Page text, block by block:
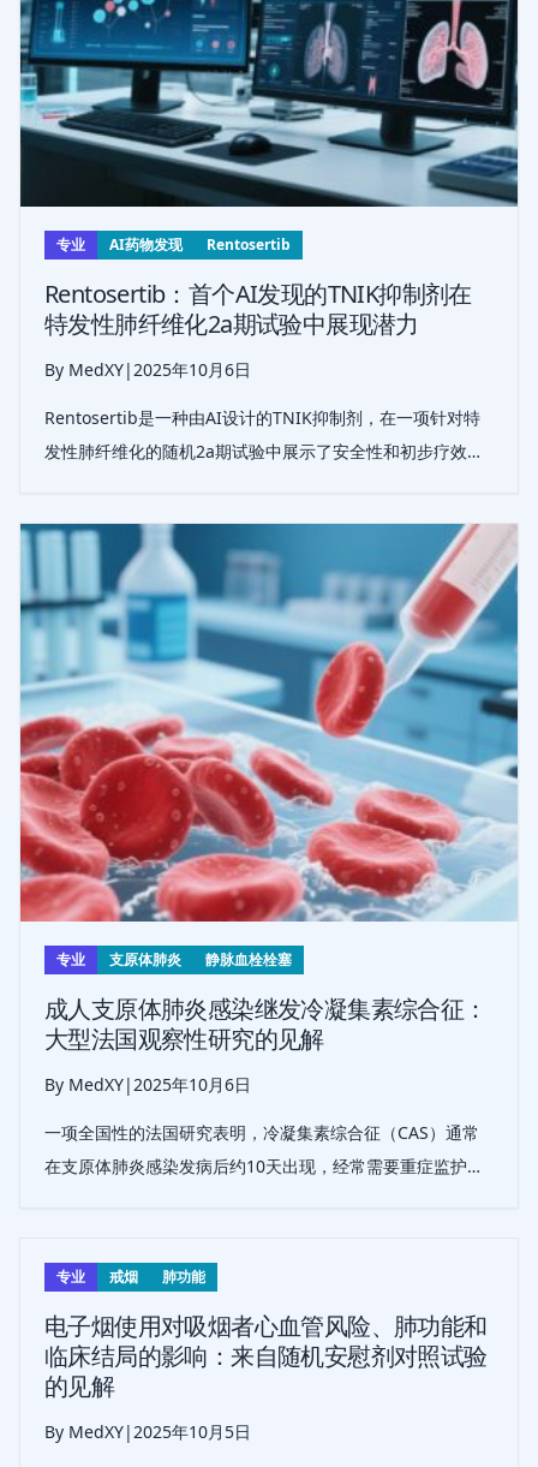
专业 AI药物发现 Rentosertib
Rentosertib：首个AI发现的TNIK抑制剂在
特发性肺纤维化2a期试验中展现潜力
By MedXY|2025年10月6日
Rentosertib是一种由AI设计的TNIK抑制剂，在一项针对特
发性肺纤维化的随机2a期试验中展示了安全性和初步疗效，
专业 支原体肺炎 静脉血栓栓塞
成人支原体肺炎感染继发冷凝集素综合征：
大型法国观察性研究的见解
By MedXY|2025年10月6日
一项全国性的法国研究表明，冷凝集素综合征（CAS）通常
在支原体肺炎感染发病后约10天出现，经常需要重症监护和
专业 戒烟 肺功能
电子烟使用对吸烟者心血管风险、肺功能和
临床结局的影响：来自随机安慰剂对照试验
的见解
By MedXY|2025年10月5日